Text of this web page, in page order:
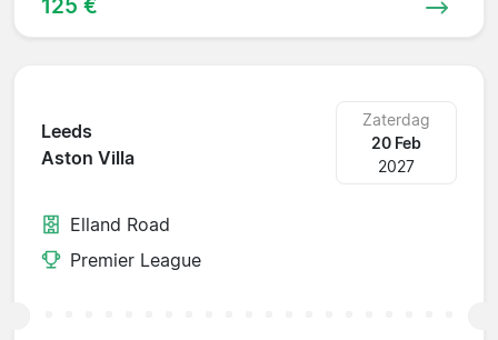
Leeds
Aston Villa
Zaterdag
20 Feb
2027
Elland Road
Premier League